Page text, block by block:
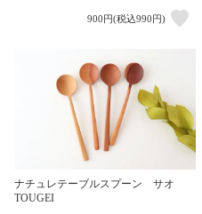
900円(税込990円)
ナチュレテーブルスプーン サオ
TOUGEI